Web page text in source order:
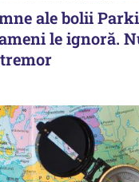
ale bolii
le ignoră.